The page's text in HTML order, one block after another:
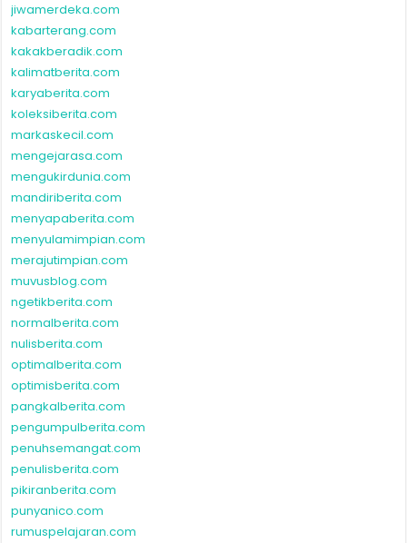
jiwamerdeka.com
kabarterang.com
kakakberadik.com
kalimatberita.com
karyaberita.com
koleksiberita.com
markaskecil.com
mengejarasa.com
mengukirdunia.com
mandiriberita.com
menyapaberita.com
menyulamimpian.com
merajutimpian.com
muvusblog.com
ngetikberita.com
normalberita.com
nulisberita.com
optimalberita.com
optimisberita.com
pangkalberita.com
pengumpulberita.com
penuhsemangat.com
penulisberita.com
pikiranberita.com
punyanico.com
rumuspelajaran.com